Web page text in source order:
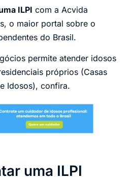
ILPI com a Acvida
o maior portal sobre o
do Brasil.
permite atender idosos
próprios (Casas
Idosos), confira.
uma ILPI